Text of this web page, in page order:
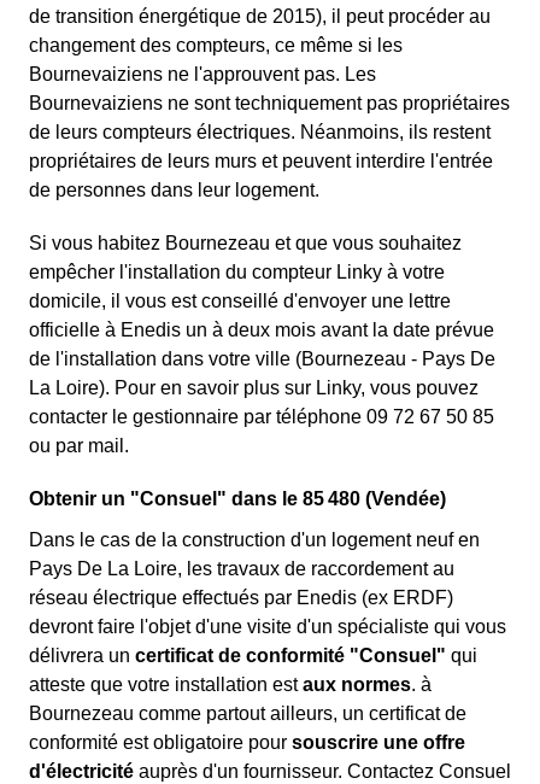
de transition énergétique de 2015), il peut procéder au
changement des compteurs, ce même si les
Bournevaiziens ne l'approuvent pas. Les
Bournevaiziens ne sont techniquement pas propriétaires
de leurs compteurs électriques. Néanmoins, ils restent
propriétaires de leurs murs et peuvent interdire l'entrée
de personnes dans leur logement.
Si vous habitez Bournezeau et que vous souhaitez
empêcher l'installation du compteur Linky à votre
domicile, il vous est conseillé d'envoyer une lettre
officielle à Enedis un à deux mois avant la date prévue
de l'installation dans votre ville (Bournezeau - Pays De
La Loire). Pour en savoir plus sur Linky, vous pouvez
contacter le gestionnaire par téléphone 09 72 67 50 85
ou par mail.
Obtenir un "Consuel" dans le 85 480 (Vendée)
Dans le cas de la construction d'un logement neuf en
Pays De La Loire, les travaux de raccordement au
réseau électrique effectués par Enedis (ex ERDF)
devront faire l'objet d'une visite d'un spécialiste qui vous
délivrera un certificat de conformité "Consuel" qui
atteste que votre installation estaux normes. à
Bournezeau comme partout ailleurs, un certificat de
conformité est obligatoire pour souscrire une offre
d'électricité auprès d'un fournisseur. Contactez Consuel